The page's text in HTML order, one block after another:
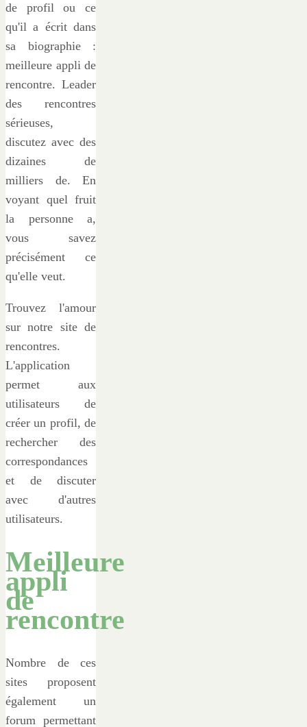
de profil ou ce
qu'il a écrit dans
sa biographie :
meilleure appli de
rencontre. Leader
des rencontres
sérieuses,
discutez avec des
dizaines de
milliers de. En
voyant quel fruit
la personne a,
vous savez
précisément ce
qu'elle veut.
Trouvez l'amour
sur notre site de
rencontres.
L'application
permet aux
utilisateurs de
créer un profil, de
rechercher des
correspondances
et de discuter
avec d'autres
utilisateurs.
Meilleure
appli
de
rencontre
Nombre de ces
sites proposent
également un
forum permettant